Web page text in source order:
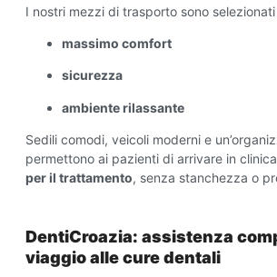
I nostri mezzi di trasporto sono
massimo comfort
sicurezza
ambiente rilassante
Sedili comodi, veicoli moderni e
permettono ai pazienti di arrivare in clinica
per il trattamento, senza stanchezza o
DentiCroazia: assistenza
viaggio alle cure dentali